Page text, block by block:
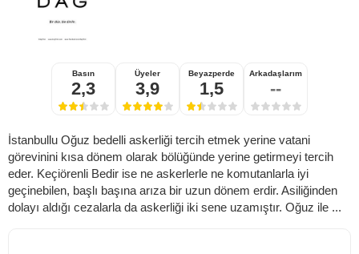
Basın
2,3
Üyeler
3,9
Beyazperde
1,5
Arkadaşlarım
--
İstanbullu Oğuz bedelli askerliği tercih etmek yerine vatani
görevinini kısa dönem olarak bölüğünde yerine getirmeyi tercih
eder. Keçiörenli Bedir ise ne askerlerle ne komutanlarla iyi
geçinebilen, başlı başına arıza bir uzun dönem erdir. Asiliğinden
dolayı aldığı cezalarla da askerliği iki sene uzamıştır. Oğuz ile ...